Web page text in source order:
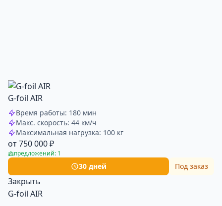
G-foil AIR
Время работы: 180 мин
Макс. скорость: 44 км/ч
Максимальная нагрузка: 100 кг
от 750 000 ₽
предложений: 1
30 дней Под заказ
Закрыть
G-foil AIR